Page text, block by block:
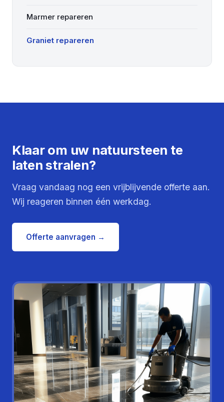
Marmer repareren
Graniet repareren
Klaar om uw natuursteen te
laten stralen?
Vraag vandaag nog een vrijblijvende offerte aan.
Wij reageren binnen één werkdag.
Offerte aanvragen →